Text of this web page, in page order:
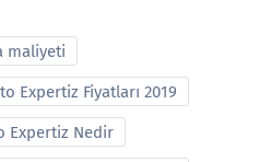
maliyeti
Expertiz Fiyatları 2019
Expertiz Nedir